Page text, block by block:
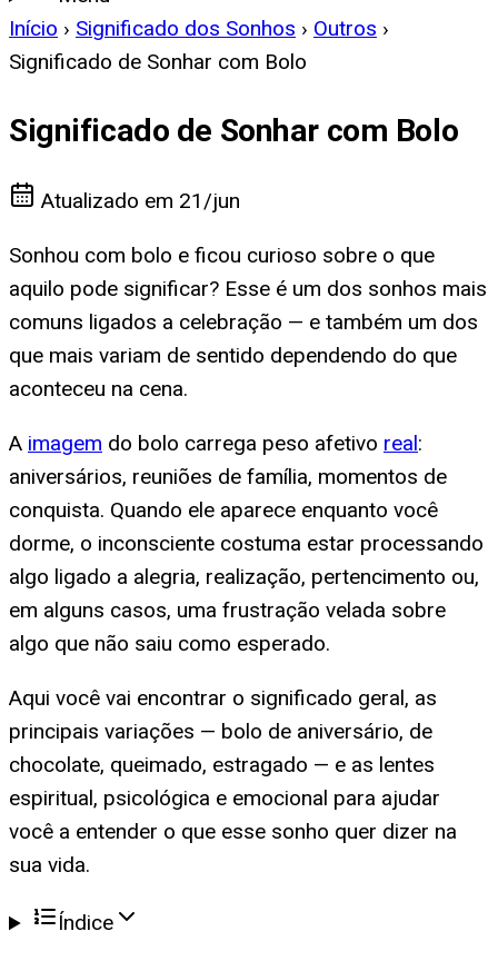
Início › Significado dos Sonhos › Outros ›
Significado de Sonhar com Bolo
Significado de Sonhar com Bolo
Atualizado em 21/jun
Sonhou com bolo e ficou curioso sobre o que
aquilo pode significar? Esse é um dos sonhos mais
comuns ligados a celebração — e também um dos
que mais variam de sentido dependendo do que
aconteceu na cena.
A imagem do bolo carrega peso afetivo real:
aniversários, reuniões de família, momentos de
conquista. Quando ele aparece enquanto você
dorme, o inconsciente costuma estar processando
algo ligado a alegria, realização, pertencimento ou,
em alguns casos, uma frustração velada sobre
algo que não saiu como esperado.
Aqui você vai encontrar o significado geral, as
principais variações — bolo de aniversário, de
chocolate, queimado, estragado — e as lentes
espiritual, psicológica e emocional para ajudar
você a entender o que esse sonho quer dizer na
sua vida.
Índice